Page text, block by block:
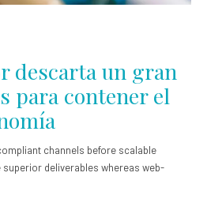
descarta un gran
para contener el
channels before scalable
deliverables whereas web-